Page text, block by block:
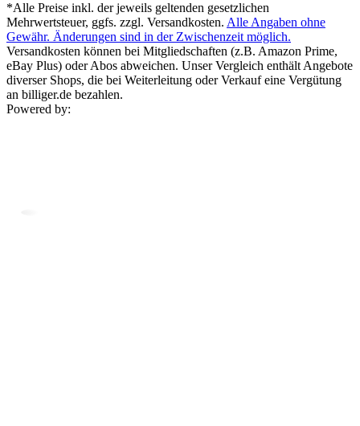
*Alle Preise inkl. der jeweils geltenden gesetzlichen
Mehrwertsteuer, ggfs. zzgl. Versandkosten. Alle Angaben ohne
Gewähr. Änderungen sind in der Zwischenzeit möglich.
Versandkosten können bei Mitgliedschaften (z.B. Amazon Prime,
eBay Plus) oder Abos abweichen. Unser Vergleich enthält Angebote
diverser Shops, die bei Weiterleitung oder Verkauf eine Vergütung
an billiger.de bezahlen.
Powered by: